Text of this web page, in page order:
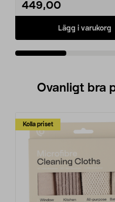
449,00
Lägg i varukorg
Ovanligt bra
Kolla priset